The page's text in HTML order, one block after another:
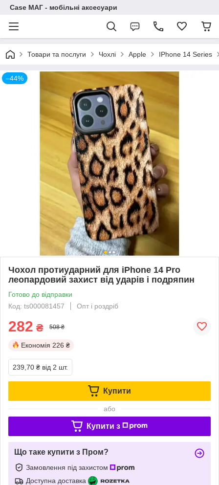
Case МАГ - мобільні аксесуари
Товари та послуги Чохлі Apple IPhone 14 Series
–44%
Чохол протиударний для iPhone 14 Pro
леопардовий захист від ударів і подряпин
Готово до відправки
Код: ts000081457
Опт і роздріб
282 ₴ 508 ₴
Економія 226 ₴
239,70 ₴ від 2 шт.
Купити
або
Купити з
Що таке купити з Пром?
Замовлення під захистом
Доступна доставка